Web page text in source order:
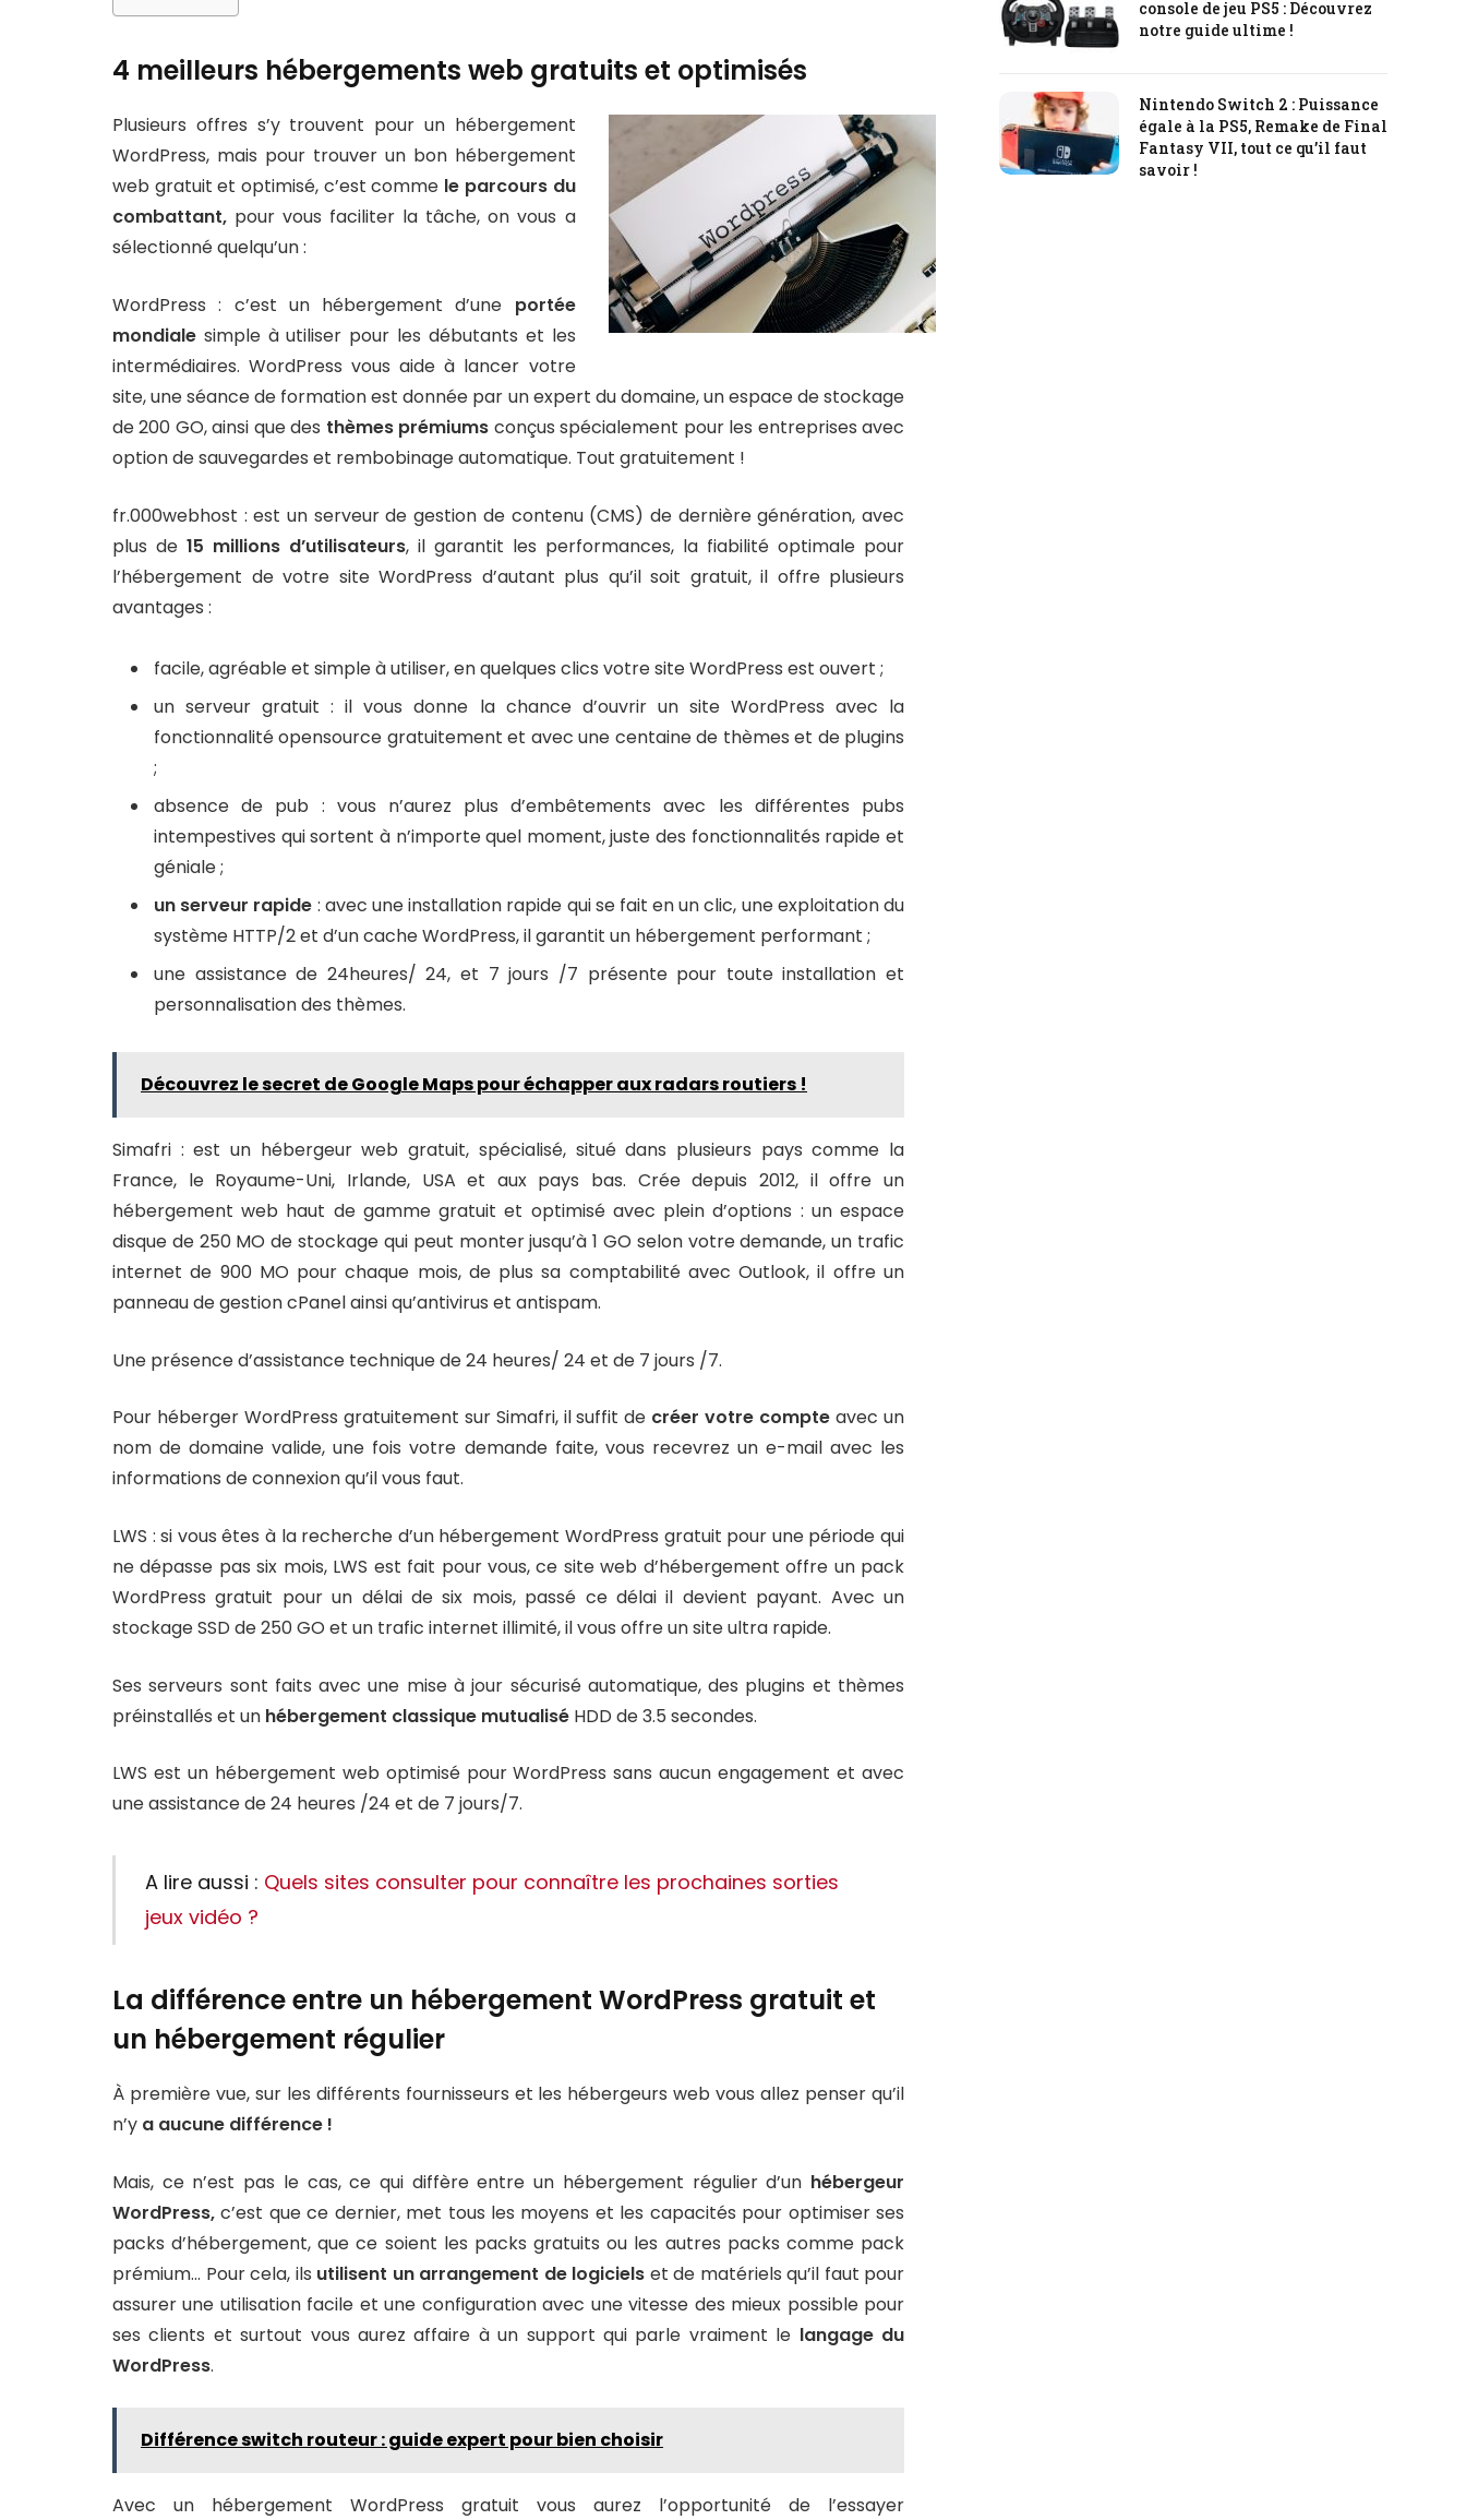
4 meilleurs hébergements web gratuits et optimisés
Plusieurs offres s’y trouvent pour un hébergement
WordPress, mais pour trouver un bon hébergement
web gratuit et optimisé, c’est comme le parcours du
combattant, pour vous faciliter la tâche, on vous a
sélectionné quelqu’un :
WordPress : c’est un hébergement d’une portée
mondiale simple à utiliser pour les débutants et les
intermédiaires. WordPress vous aide à lancer votre
site, une séance de formation est donnée par un expert du domaine, un espace de stockage
de 200 GO, ainsi que des thèmes prémiums conçus spécialement pour les entreprises avec
option de sauvegardes et rembobinage automatique. Tout gratuitement !
fr.000webhost : est un serveur de gestion de contenu (CMS) de dernière génération, avec
plus de 15 millions d’utilisateurs, il garantit les performances, la fiabilité optimale pour
l’hébergement de votre site WordPress d’autant plus qu’il soit gratuit, il offre plusieurs
avantages :
facile, agréable et simple à utiliser, en quelques clics votre site WordPress est ouvert ;
un serveur gratuit : il vous donne la chance d’ouvrir un site WordPress avec la
fonctionnalité opensource gratuitement et avec une centaine de thèmes et de plugins
;
absence de pub : vous n’aurez plus d’embêtements avec les différentes pubs
intempestives qui sortent à n’importe quel moment, juste des fonctionnalités rapide et
géniale ;
un serveur rapide : avec une installation rapide qui se fait en un clic, une exploitation du
système HTTP/2 et d’un cache WordPress, il garantit un hébergement performant ;
une assistance de 24heures/ 24, et 7 jours /7 présente pour toute installation et
personnalisation des thèmes.
Découvrez le secret de Google Maps pour échapper aux radars routiers !
Simafri : est un hébergeur web gratuit, spécialisé, situé dans plusieurs pays comme la
France, le Royaume-Uni, Irlande, USA et aux pays bas. Crée depuis 2012, il offre un
hébergement web haut de gamme gratuit et optimisé avec plein d’options : un espace
disque de 250 MO de stockage qui peut monter jusqu’à 1 GO selon votre demande, un trafic
internet de 900 MO pour chaque mois, de plus sa comptabilité avec Outlook, il offre un
panneau de gestion cPanel ainsi qu’antivirus et antispam.
Une présence d’assistance technique de 24 heures/ 24 et de 7 jours /7.
Pour héberger WordPress gratuitement sur Simafri, il suffit de créer votre compteavec un
nom de domaine valide, une fois votre demande faite, vous recevrez un e-mail avec les
informations de connexion qu’il vous faut.
LWS : si vous êtes à la recherche d’un hébergement WordPress gratuit pour une période qui
ne dépasse pas six mois, LWS est fait pour vous, ce site web d’hébergement offre un pack
WordPress gratuit pour un délai de six mois, passé ce délai il devient payant. Avec un
stockage SSD de 250 GO et un trafic internet illimité, il vous offre un site ultra rapide.
Ses serveurs sont faits avec une mise à jour sécurisé automatique, des plugins et thèmes
préinstallés et un hébergement classique mutualisé HDD de 3.5 secondes.
LWS est un hébergement web optimisé pour WordPress sans aucun engagement et avec
une assistance de 24 heures /24 et de 7 jours/7.
A lire aussi : Quels sites consulter pour connaître les prochaines sorties
jeux vidéo ?
La différence entre un hébergement WordPress gratuit et
un hébergement régulier
À première vue, sur les différents fournisseurs et les hébergeurs web vous allez penser qu’il
n’y a aucune différence !
Mais, ce n’est pas le cas, ce qui diffère entre un hébergement régulier d’un hébergeur
WordPress,c’est que ce dernier, met tous les moyens et les capacités pour optimiser ses
packs d’hébergement, que ce soient les packs gratuits ou les autres packs comme pack
prémium… Pour cela, ils utilisent un arrangement de logiciels et de matériels qu’il faut pour
assurer une utilisation facile et une configuration avec une vitesse des mieux possible pour
ses clients et surtout vous aurez affaire à un support qui parle vraiment le langage du
WordPress.
Différence switch routeur : guide expert pour bien choisir
Avec un hébergement WordPress gratuit vous aurez l’opportunité de l’essayer
console de jeu PS5 : Découvrez
notre guide ultime !
Nintendo Switch 2 : Puissance
égale à la PS5, Remake de Final
Fantasy VII, tout ce qu’il faut
savoir !